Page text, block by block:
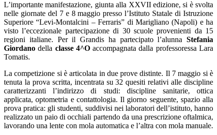
L’importante manifestazione, giunta alla XXVII edizione, si è svolta
nelle giornate del 7 e 8 maggio presso l’Istituto Statale di Istruzione
Superiore “Levi-Montalcini – Ferraris” di Marigliano (Napoli) e ha
visto l’eccezionale partecipazione di 30 scuole provenienti da 15
regioni italiane. Per il Grandis ha partecipato l’alunna Stefania
Giordano della classe 4^Oaccompagnata dalla professoressa Lara
Tomatis.
La competizione si è articolata in due prove distinte. Il 7 maggio si è
tenuta la prova scritta, incentrata su 32 quesiti relativi alle discipline
caratterizzanti l’indirizzo di studi: discipline sanitarie, ottica
applicata, optometria e contattologia. Il giorno seguente, spazio alla
prova pratica: gli studenti, suddivisi nei laboratori dell’istituto, hanno
realizzato un paio di occhiali partendo da una prescrizione oftalmica,
lavorando una lente con mola automatica e l’altra con mola manuale.